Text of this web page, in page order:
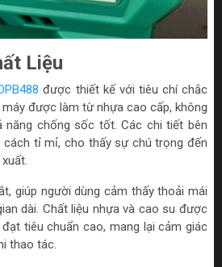
Liệu
được thiết kế với tiêu chí chắc
được làm từ nhựa cao cấp, không
chống sốc tốt. Các chi tiết bên
tỉ mỉ, cho thấy sự chú trọng đến
giúp người dùng cảm thấy thoải mái
dài. Chất liệu nhựa và cao su được
tiêu chuẩn cao, mang lại cảm giác
thao tác.